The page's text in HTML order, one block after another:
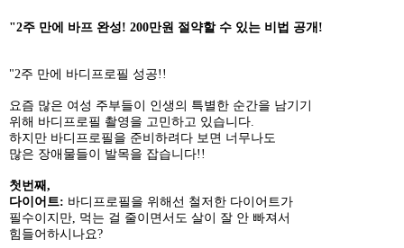
"2주 만에 바프 완성! 200만원 절약할 수 있는 비법 공개!
"2주 만에 바디프로필 성공!!
요즘 많은 여성 주부들이 인생의 특별한 순간을 남기기
위해 바디프로필 촬영을 고민하고 있습니다.
하지만 바디프로필을 준비하려다 보면 너무나도
많은 장애물들이 발목을 잡습니다!!
첫번째,
다이어트: 바디프로필을 위해선 철저한 다이어트가
필수이지만, 먹는 걸 줄이면서도 살이 잘 안 빠져서
힘들어하시나요?